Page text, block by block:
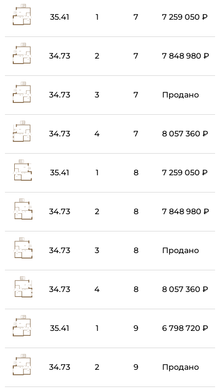
35.41 1 7 7 259 050 ₽
34.73 2 7 7 848 980 ₽
34.73 3 7 Продано
34.73 4 7 8 057 360 ₽
35.41 1 8 7 259 050 ₽
34.73 2 8 7 848 980 ₽
34.73 3 8 Продано
34.73 4 8 8 057 360 ₽
35.41 1 9 6 798 720 ₽
34.73 2 9 Продано